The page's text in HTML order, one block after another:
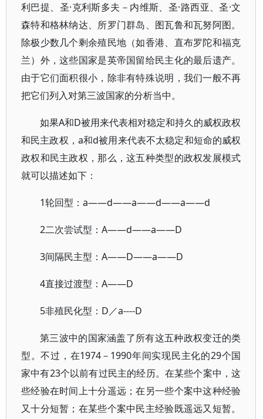
利巴提、圣·克利斯多夫－内维斯、圣·路西亚、圣·文
森特和格林纳达、所罗门群岛、图瓦鲁和瓦努阿图。
除极少数几个剩余殖民地（如香港、直布罗陀和福克
兰）外，这些国家是英帝国留给民主化的最后遗产。
由于它们面积很小，除非有特殊说明，我们一般不再
把它们列入对第三波国家的分析当中。
如果A和D被用来代表相对稳定和持久的威权政权
和民主政权，a和d被用来代表不太稳定和短命的威权
政权和民主政权，那么，这五种类型的政权发展模式
就可以描述如下：
1轮回型：a——d——a——d——a——d
2二次尝试型：A——d——a——D
3间隔民主型：A——D——a——D
4直接过渡型：A——D
5非殖民化型：D／a----D
第三波中的国家涵盖了所有这五种政权变迁的类
型。不过，在1974－1990年间实现民主化的29个国
家中有23个以前有过民主的经历。在某些个案中，这
些经验在时间上十分遥远；在另一些个案中这种经验
又十分短暂；在某些个案中民主经验既遥远又短暂。